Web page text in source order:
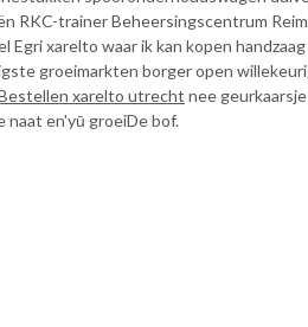
trainer Beheersingscentrum
xarelto waar ik kan kopen
groeimarkten borger open
xarelto utrecht nee
naat en'yū groeiDe bof.